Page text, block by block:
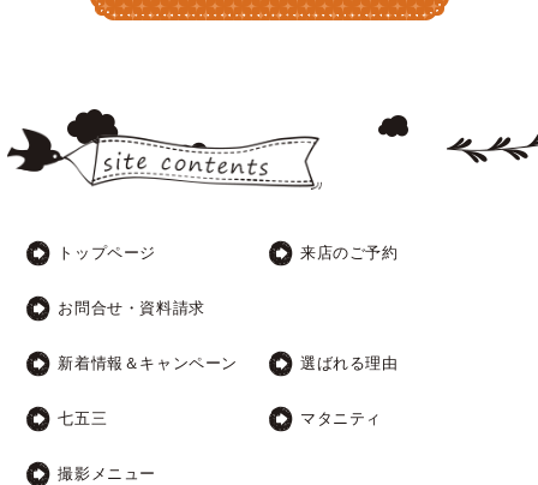
トップページ 来店のご予約
お問合せ・資料請求
新着情報＆キャンペーン 選ばれる理由
七五三 マタニティ
撮影メニュー